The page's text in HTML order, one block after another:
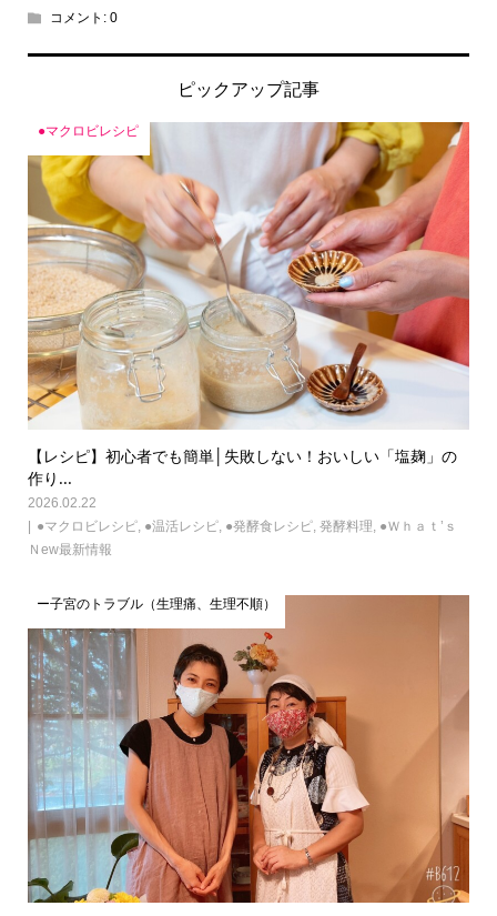
コメント: 0
ピックアップ記事
●マクロビレシピ
【レシピ】初心者でも簡単│失敗しない！おいしい「塩麹」の
作り...
2026.02.22
●マクロビレシピ, ●温活レシピ, ●発酵食レシピ, 発酵料理, ●Ｗｈａｔ’ｓ
Ｎew最新情報
ー子宮のトラブル（生理痛、生理不順）